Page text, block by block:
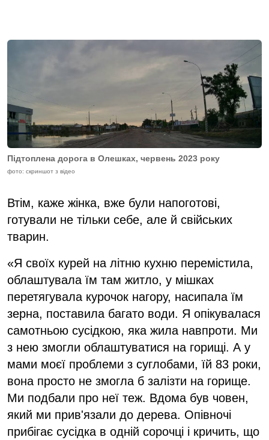
Підтоплена дорога в Олешках, червень 2023 року
фото: скриншот з відео
Втім, каже жінка, вже були напоготові,
готували не тільки себе, але й свійських
тварин.
«Я своїх курей на літню кухню перемістила,
облаштувала їм там житло, у мішках
перетягувала курочок нагору, насипала їм
зерна, поставила багато води. Я опікувалася
самотньою сусідкою, яка жила навпроти. Ми
з нею змогли облаштуватися на горищі. А у
мами моєї проблеми з суглобами, їй 83 роки,
вона просто не змогла б залізти на горище.
Ми подбали про неї теж. Вдома був човен,
який ми прив'язали до дерева. Опівночі
прибігає сусідка в одній сорочці і кричить, що